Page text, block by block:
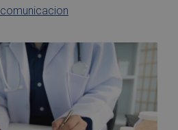
comunicacion